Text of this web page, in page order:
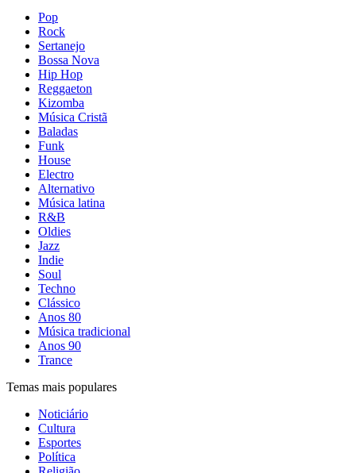
Pop
Rock
Sertanejo
Bossa Nova
Hip Hop
Reggaeton
Kizomba
Música Cristã
Baladas
Funk
House
Electro
Alternativo
Música latina
R&B
Oldies
Jazz
Indie
Soul
Techno
Clássico
Anos 80
Música tradicional
Anos 90
Trance
Temas mais populares
Noticiário
Cultura
Esportes
Política